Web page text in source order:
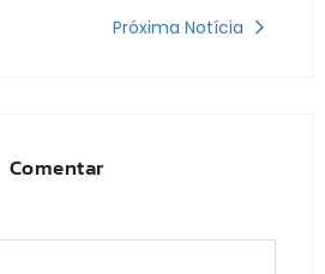
Próxima Notícia
Comentar